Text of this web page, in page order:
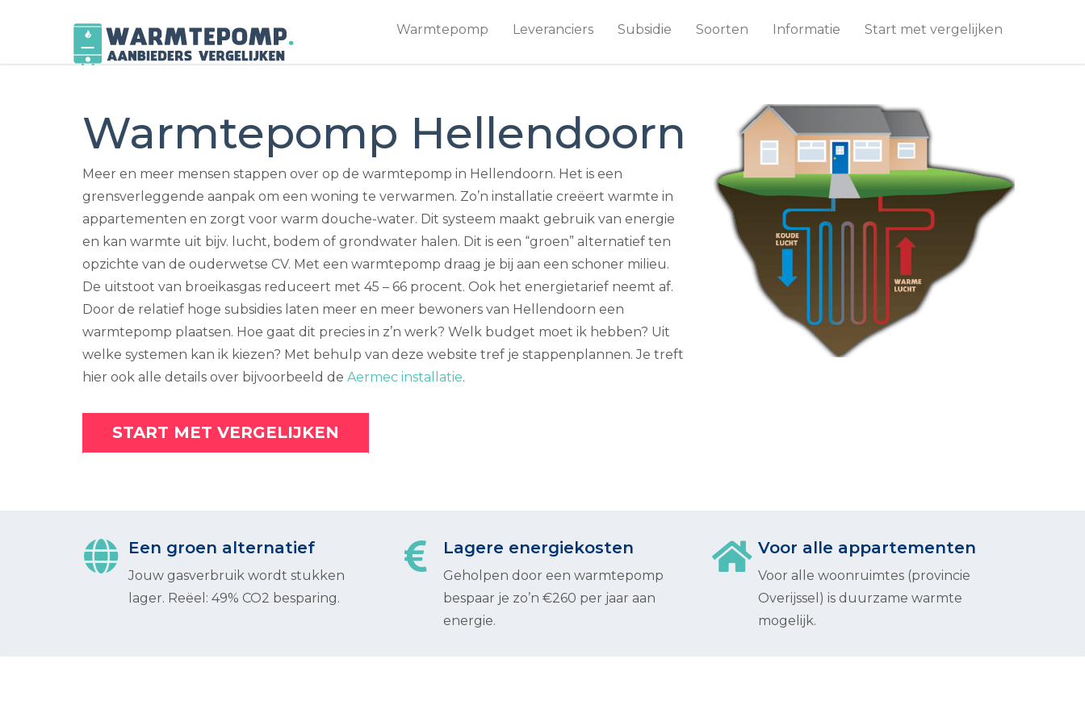
Warmtepomp Leveranciers Subsidie Soorten Informatie Start met vergelijken
Warmtepomp Hellendoorn
Meer en meer mensen stappen over op de warmtepomp in Hellendoorn. Het is een
grensverleggende aanpak om een woning te verwarmen. Zo’n installatie creëert warmte in
appartementen en zorgt voor warm douche-water. Dit systeem maakt gebruik van energie
en kan warmte uit bijv. lucht, bodem of grondwater halen. Dit is een “groen” alternatief ten
opzichte van de ouderwetse CV. Met een warmtepomp draag je bij aan een schoner milieu.
De uitstoot van broeikasgas reduceert met 45 – 66 procent. Ook het energietarief neemt af.
Door de relatief hoge subsidies laten meer en meer bewoners van Hellendoorn een
warmtepomp plaatsen. Hoe gaat dit precies in z’n werk? Welk budget moet ik hebben? Uit
welke systemen kan ik kiezen? Met behulp van deze website tref je stappenplannen. Je treft
hier ook alle details over bijvoorbeeld de Aermec installatie.
START MET VERGELIJKEN
Een groen alternatief
Jouw gasverbruik wordt stukken
lager. Reëel: 49% CO2 besparing.
Lagere energiekosten
Geholpen door een warmtepomp
bespaar je zo’n €260 per jaar aan
energie.
Voor alle appartementen
Voor alle woonruimtes (provincie
Overijssel) is duurzame warmte
mogelijk.